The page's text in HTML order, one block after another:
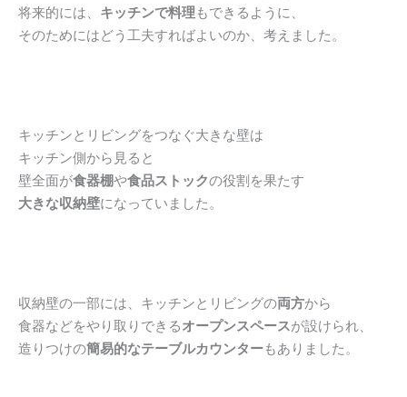
将来的には、 キッチンで料理 もできるように、
そのためにはどう工夫すればよいのか、考えました。
キッチンとリビングをつなぐ大きな壁は
キッチン側から見ると
壁全面が食器棚や食品ストックの役割を果たす
大きな収納壁になっていました。
収納壁の一部には、キッチンとリビングの両方から
食器などをやり取りできるオープンスペースが設けられ、
造りつけの簡易的なテーブルカウンターもありました。